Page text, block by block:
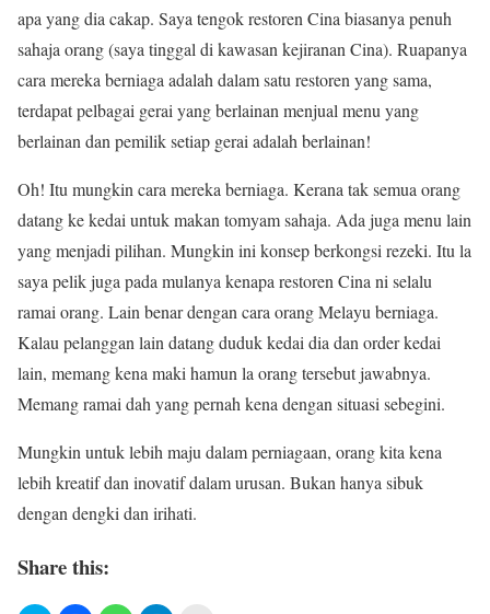
apa yang dia cakap. Saya tengok restoren Cina biasanya penuh
sahaja orang (saya tinggal di kawasan kejiranan Cina). Ruapanya
cara mereka berniaga adalah dalam satu restoren yang sama,
terdapat pelbagai gerai yang berlainan menjual menu yang
berlainan dan pemilik setiap gerai adalah berlainan!
Oh! Itu mungkin cara mereka berniaga. Kerana tak semua orang
datang ke kedai untuk makan tomyam sahaja. Ada juga menu lain
yang menjadi pilihan. Mungkin ini konsep berkongsi rezeki. Itu la
saya pelik juga pada mulanya kenapa restoren Cina ni selalu
ramai orang. Lain benar dengan cara orang Melayu berniaga.
Kalau pelanggan lain datang duduk kedai dia dan order kedai
lain, memang kena maki hamun la orang tersebut jawabnya.
Memang ramai dah yang pernah kena dengan situasi sebegini.
Mungkin untuk lebih maju dalam perniagaan, orang kita kena
lebih kreatif dan inovatif dalam urusan. Bukan hanya sibuk
dengan dengki dan irihati.
Share this: